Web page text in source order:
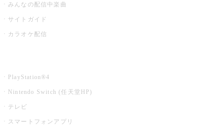
みんなの配信中楽曲
サイトガイド
カラオケ配信
PlayStation®4
Nintendo Switch (任天堂HP)
テレビ
スマートフォンアプリ